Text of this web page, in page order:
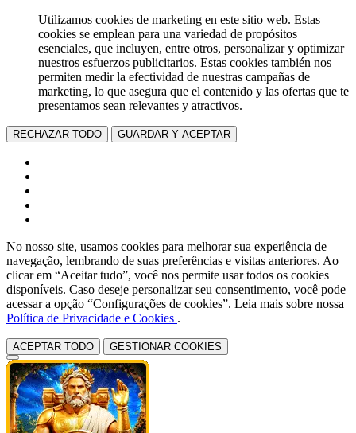
Utilizamos cookies de marketing en este sitio web. Estas
cookies se emplean para una variedad de propósitos
esenciales, que incluyen, entre otros, personalizar y optimizar
nuestros esfuerzos publicitarios. Estas cookies también nos
permiten medir la efectividad de nuestras campañas de
marketing, lo que asegura que el contenido y las ofertas que te
presentamos sean relevantes y atractivos.
RECHAZAR TODO GUARDAR Y ACEPTAR
No nosso site, usamos cookies para melhorar sua experiência de
navegação, lembrando de suas preferências e visitas anteriores. Ao
clicar em “Aceitar tudo”, você nos permite usar todos os cookies
disponíveis. Caso deseje personalizar seu consentimento, você pode
acessar a opção “Configurações de cookies”. Leia mais sobre nossa
Política de Privacidade e Cookies .
ACEPTAR TODO GESTIONAR COOKIES